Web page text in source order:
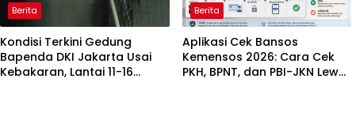
Berita
Kondisi Terkini Gedung
Bapenda DKI Jakarta Usai
Kebakaran, Lantai 11-16
Berita
Aplikasi Cek Bansos
Kemensos 2026: Cara Cek
PKH, BPNT, dan PBI-JKN Lewat